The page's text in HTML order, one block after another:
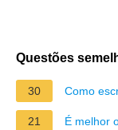
Questões
30 Como
21 É melhor